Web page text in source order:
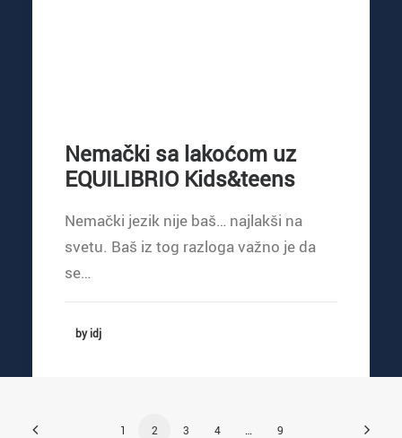
Nemački sa lakoćom uz
EQUILIBRIO Kids&teens
Nemački jezik nije baš… najlakši na
svetu. Baš iz tog razloga važno je da
se…
by idj
1 2 3 4 9